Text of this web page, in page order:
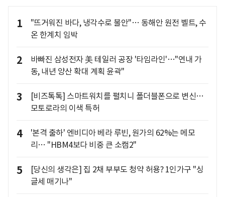
1
"뜨거워진 바다, 냉각수로 불안"… 동해안 원전 벨트, 수
온 한계치 임박
2
바빠진 삼성전자 美 테일러 공장 '타임라인'…"연내 가
동, 내년 양산 확대 계획 윤곽"
3
[비즈톡톡] 스마트워치를 펼치니 폴더블폰으로 변신…
모토로라의 이색 특허
4
'본격 출하' 엔비디아 베라 루빈, 원가의 62%는 메모
리… "HBM4보다 비중 큰 소캠2"
5
[당신의 생각은] 집 2채 부부도 청약 허용? 1인가구 "싱
글세 매기나"